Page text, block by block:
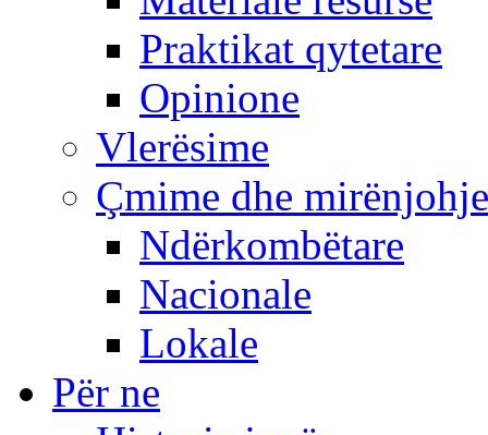
Praktikat qytetare
Opinione
Vlerësime
Çmime dhe mirënjohje
Ndërkombëtare
Nacionale
Lokale
Për ne